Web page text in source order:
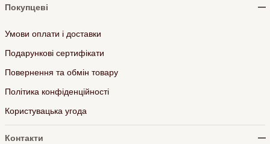
Покупцеві
Умови оплати і доставки
Подарункові сертифікати
Повернення та обмін товару
Політика конфіденційності
Користувацька угода
Контакти